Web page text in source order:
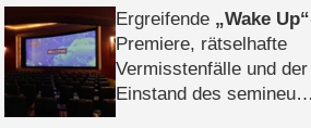
Ergreifende Wake Up
Premiere, rätselhafte
Vermisstenfälle und der
Einstand des semineuen